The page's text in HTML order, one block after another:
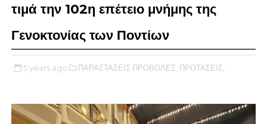
τιμά την 102η επέτειο μνήμης της
Γενοκτονίας των Ποντίων
5 years ago ΠΑΡΑΣΤΑΣΕΙΣ ΠΡΟΒΟΛΕΣ, ΠΡΟΤΑΣΕΙΣ,